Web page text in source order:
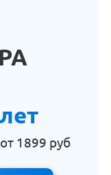
1899 руб